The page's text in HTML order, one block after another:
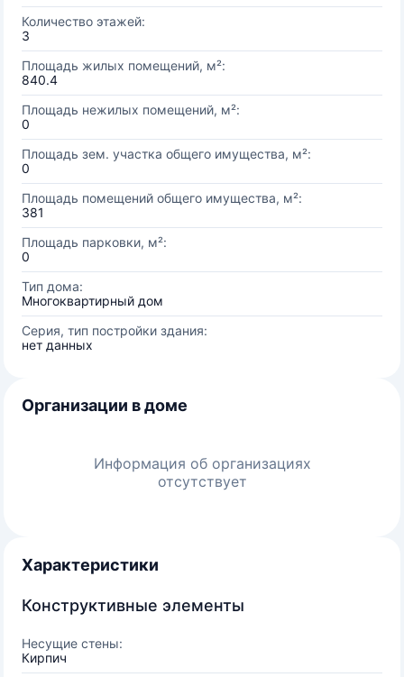
Количество этажей:
3
Площадь жилых помещений, м²:
840.4
Площадь нежилых помещений, м²:
0
Площадь зем. участка общего имущества, м²:
0
Площадь помещений общего имущества, м²:
381
Площадь парковки, м²:
0
Тип дома:
Многоквартирный дом
Серия, тип постройки здания:
нет данных
Организации в доме
Информация об организациях
отсутствует
Характеристики
Конструктивные элементы
Несущие стены:
Кирпич